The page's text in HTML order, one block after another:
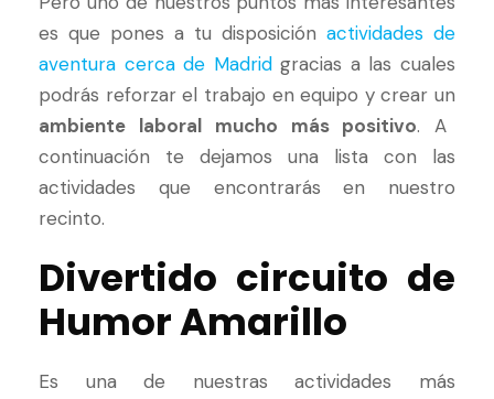
es que pones a tu disposición actividades de
aventura cerca de Madridgracias a las cuales
podrás reforzar el trabajo en equipo y crear un
ambiente laboral mucho más positivo. A
continuación te dejamos una lista con las
actividades que encontrarás en nuestro
recinto.
Divertido circuito de
Humor Amarillo
Es una de nuestras actividades más